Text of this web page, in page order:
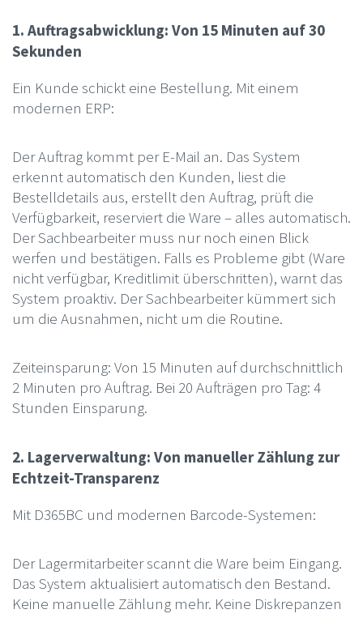
1. Auftragsabwicklung: Von 15 Minuten auf 30
Sekunden
Ein Kunde schickt eine Bestellung. Mit einem
modernen ERP:
Der Auftrag kommt per E-Mail an. Das System
erkennt automatisch den Kunden, liest die
Bestelldetails aus, erstellt den Auftrag, prüft die
Verfügbarkeit, reserviert die Ware – alles automatisch.
Der Sachbearbeiter muss nur noch einen Blick
werfen und bestätigen. Falls es Probleme gibt (Ware
nicht verfügbar, Kreditlimit überschritten), warnt das
System proaktiv. Der Sachbearbeiter kümmert sich
um die Ausnahmen, nicht um die Routine.
Zeiteinsparung: Von 15 Minuten auf durchschnittlich
2 Minuten pro Auftrag. Bei 20 Aufträgen pro Tag: 4
Stunden Einsparung.
2. Lagerverwaltung: Von manueller Zählung zur
Echtzeit-Transparenz
Mit D365BC und modernen Barcode-Systemen:
Der Lagermitarbeiter scannt die Ware beim Eingang.
Das System aktualisiert automatisch den Bestand.
Keine manuelle Zählung mehr. Keine Diskrepanzen